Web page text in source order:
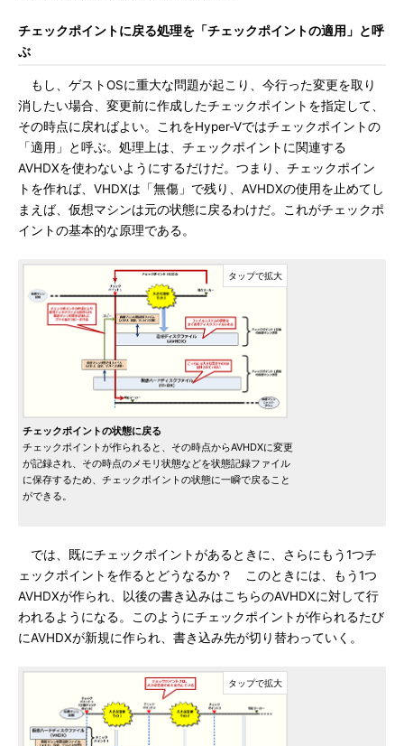
チェックポイントに戻る処理を「チェックポイントの適用」と呼
ぶ
もし、ゲストOSに重大な問題が起こり、今行った変更を取り
消したい場合、変更前に作成したチェックポイントを指定して、
その時点に戻ればよい。これをHyper-Vではチェックポイントの
「適用」と呼ぶ。処理上は、チェックポイントに関連する
AVHDXを使わないようにするだけだ。つまり、チェックポイン
トを作れば、VHDXは「無傷」で残り、AVHDXの使用を止めてし
まえば、仮想マシンは元の状態に戻るわけだ。これがチェックポ
イントの基本的な原理である。
チェックポイントの状態に戻る
チェックポイントが作られると、その時点からAVHDXに変更
が記録され、その時点のメモリ状態などを状態記録ファイル
に保存するため、チェックポイントの状態に一瞬で戻ること
ができる。
では、既にチェックポイントがあるときに、さらにもう1つチ
ェックポイントを作るとどうなるか？ このときには、もう1つ
AVHDXが作られ、以後の書き込みはこちらのAVHDXに対して行
われるようになる。このようにチェックポイントが作られるたび
にAVHDXが新規に作られ、書き込み先が切り替わっていく。